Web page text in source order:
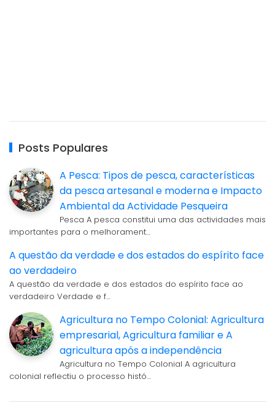
Posts Populares
A Pesca: Tipos de pesca, características
da pesca artesanal e moderna e Impacto
Ambiental da Actividade Pesqueira
Pesca A pesca constitui uma das actividades mais
importantes para o melhorament…
A questão da verdade e dos estados do espírito face
ao verdadeiro
A questão da verdade e dos estados do espírito face ao
verdadeiro Verdade e f…
Agricultura no Tempo Colonial: Agricultura
empresarial, Agricultura familiar e A
agricultura após a independência
Agricultura no Tempo Colonial A agricultura
colonial reflectiu o processo histó…